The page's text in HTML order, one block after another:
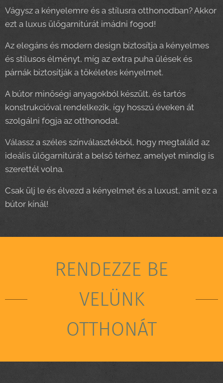
Vágysz a kényelemre és a stílusra otthonodban? Akkor
ezt a luxus ülőgarnitúrát imádni fogod!
Az elegáns és modern design biztosítja a kényelmes
és stílusos élményt, míg az extra puha ülések és
párnák biztosítják a tökéletes kényelmet.
A bútor minőségi anyagokból készült, és tartós
konstrukcióval rendelkezik, így hosszú éveken át
szolgálni fogja az otthonodat.
Válassz a széles színválasztékból, hogy megtaláld az
ideális ülőgarnitúrát a belső térhez, amelyet mindig is
szerettél volna.
Csak ülj le és élvezd a kényelmet és a luxust, amit ez a
bútor kínál!
RENDEZZE BE
VELÜNK
OTTHONÁT